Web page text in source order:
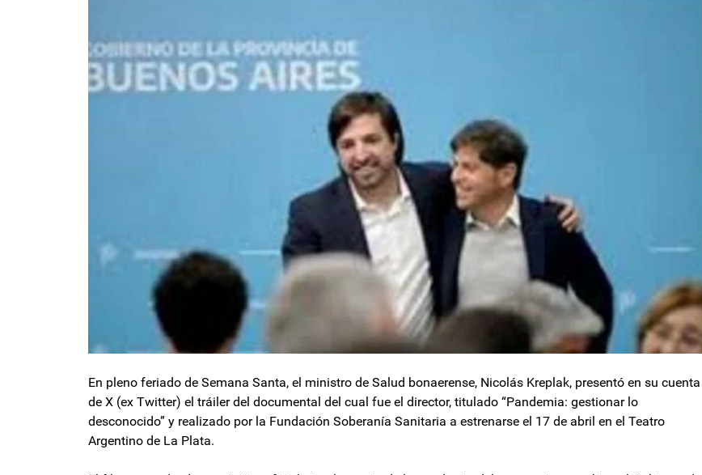
En pleno feriado de Semana Santa, el ministro de Salud bonaerense, Nicolás Kreplak, presentó en su cuenta
de X (ex Twitter) el tráiler del documental del cual fue el director, titulado “Pandemia: gestionar lo
desconocido” y realizado por la Fundación Soberanía Sanitaria a estrenarse el 17 de abril en el Teatro
Argentino de La Plata.